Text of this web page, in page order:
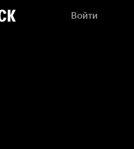
Войти